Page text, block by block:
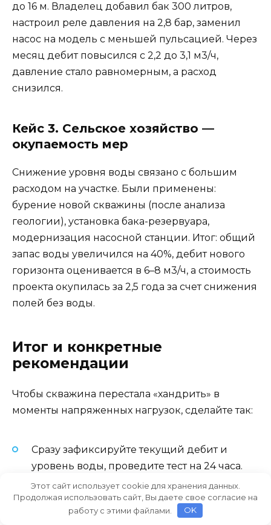
до 16 м. Владелец добавил бак 300 литров,
настроил реле давления на 2,8 бар, заменил
насос на модель с меньшей пульсацией. Через
месяц дебит повысился с 2,2 до 3,1 м3/ч,
давление стало равномерным, а расход
снизился.
Кейс 3. Сельское хозяйство —
окупаемость мер
Снижение уровня воды связано с большим
расходом на участке. Были применены:
бурение новой скважины (после анализа
геологии), установка бака-резервуара,
модернизация насосной станции. Итог: общий
запас воды увеличился на 40%, дебит нового
горизонта оценивается в 6–8 м3/ч, а стоимость
проекта окупилась за 2,5 года за счет снижения
полей без воды.
Итог и конкретные
рекомендации
Чтобы скважина перестала «хандрить» в
моменты напряженных нагрузок, сделайте так:
Сразу зафиксируйте текущий дебит и
уровень воды, проведите тест на 24 часа.
Это даст вам базу для сравнения по всем
последующим действиям.
Этот сайт использует cookie для хранения данных.
Продолжая использовать сайт, Вы даете свое согласие на
работу с этими файлами.
OK